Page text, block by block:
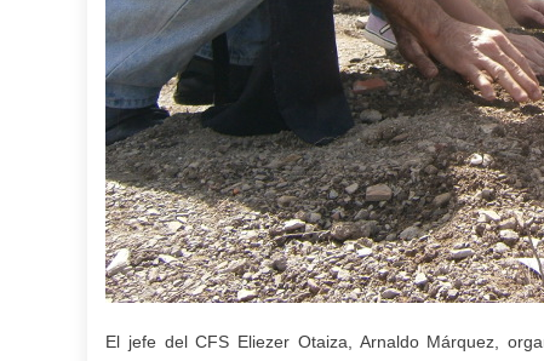
El jefe del CFS Eliezer Otaiza, Arnaldo Márquez,